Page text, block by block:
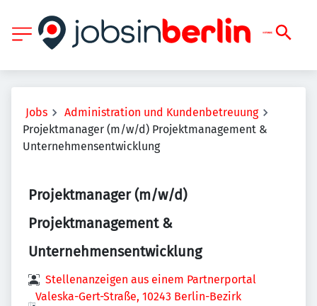
Jobs
Administration und Kundenbetreuung
Projektmanager (m/w/d) Projektmanagement &
Unternehmensentwicklung
Projektmanager (m/w/d)
Projektmanagement &
Unternehmensentwicklung
Stellenanzeigen aus einem Partnerportal
Valeska-Gert-Straße, 10243 Berlin-Bezirk